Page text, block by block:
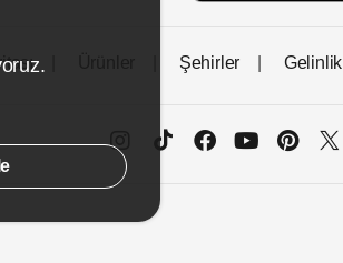
Şehirler Gelinlik